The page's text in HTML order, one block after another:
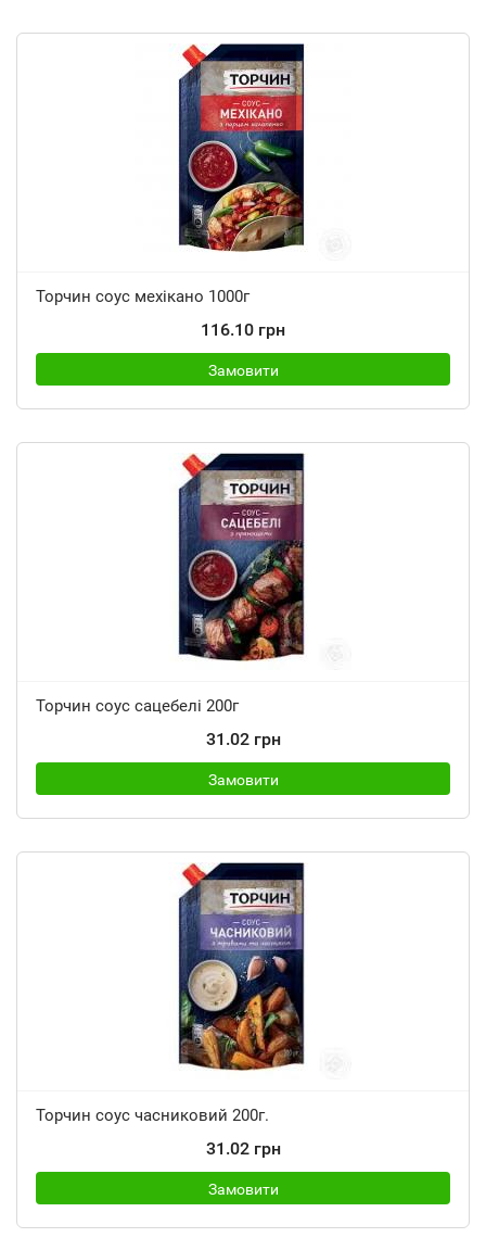
Торчин соус мехікано 1000г
116.10 грн
Замовити
Торчин соус сацебелі 200г
31.02 грн
Замовити
Торчин соус часниковий 200г.
31.02 грн
Замовити